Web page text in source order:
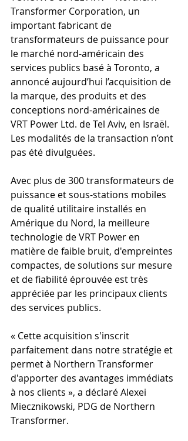
Transformer Corporation, un
important fabricant de
transformateurs de puissance pour
le marché nord-américain des
services publics basé à Toronto, a
annoncé aujourd’hui l’acquisition de
la marque, des produits et des
conceptions nord-américaines de
VRT Power Ltd. de Tel Aviv, en Israël.
Les modalités de la transaction n’ont
pas été divulguées.
Avec plus de 300 transformateurs de
puissance et sous-stations mobiles
de qualité utilitaire installés en
Amérique du Nord, la meilleure
technologie de VRT Power en
matière de faible bruit, d'empreintes
compactes, de solutions sur mesure
et de fiabilité éprouvée est très
appréciée par les principaux clients
des services publics.
« Cette acquisition s'inscrit
parfaitement dans notre stratégie et
permet à Northern Transformer
d'apporter des avantages immédiats
à nos clients », a déclaré Alexei
Miecznikowski, PDG de Northern
Transformer.